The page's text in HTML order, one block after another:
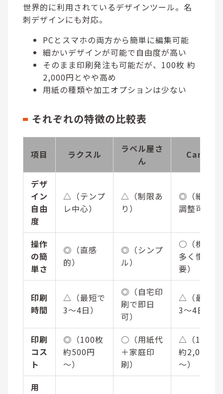
世界的に利用されているデザインツール。名
刺デザインにも対応。
PCとスマホの両方から簡単に編集可能
細かいデザインが可能で自由度が高い
そのまま印刷発注も可能だが、100枚 約
2,000円とやや高め
用紙の種類や加工オプションは少ない
それぞれの特徴の比較表
項目 ラクスル
ラベル屋さ
ん
Canva
デザ
イン
自由
度
△（テンプ
レ中心）
△（制限あ
り）
◎（細かく
調整可能）
操作
の簡
単さ
◎（直感
的）
◎（シンプ
ル）
○（機能が
多く慣れ必
要）
印刷
時間
△（最短で
3～4日）
◎（自宅印
刷で即日
可）
△（最短で
3～4日）
印刷
コス
ト
◎（100枚
約500円
～）
○（用紙代
＋家庭印
刷）
△（100枚
約2,000円
～）
用